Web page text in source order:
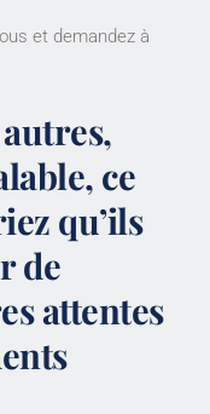
et demandez à
ce
qu’ils
de
attentes